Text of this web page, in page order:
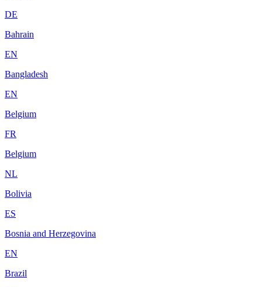
DE
Bahrain
EN
Bangladesh
EN
Belgium
FR
Belgium
NL
Bolivia
ES
Bosnia and Herzegovina
EN
Brazil